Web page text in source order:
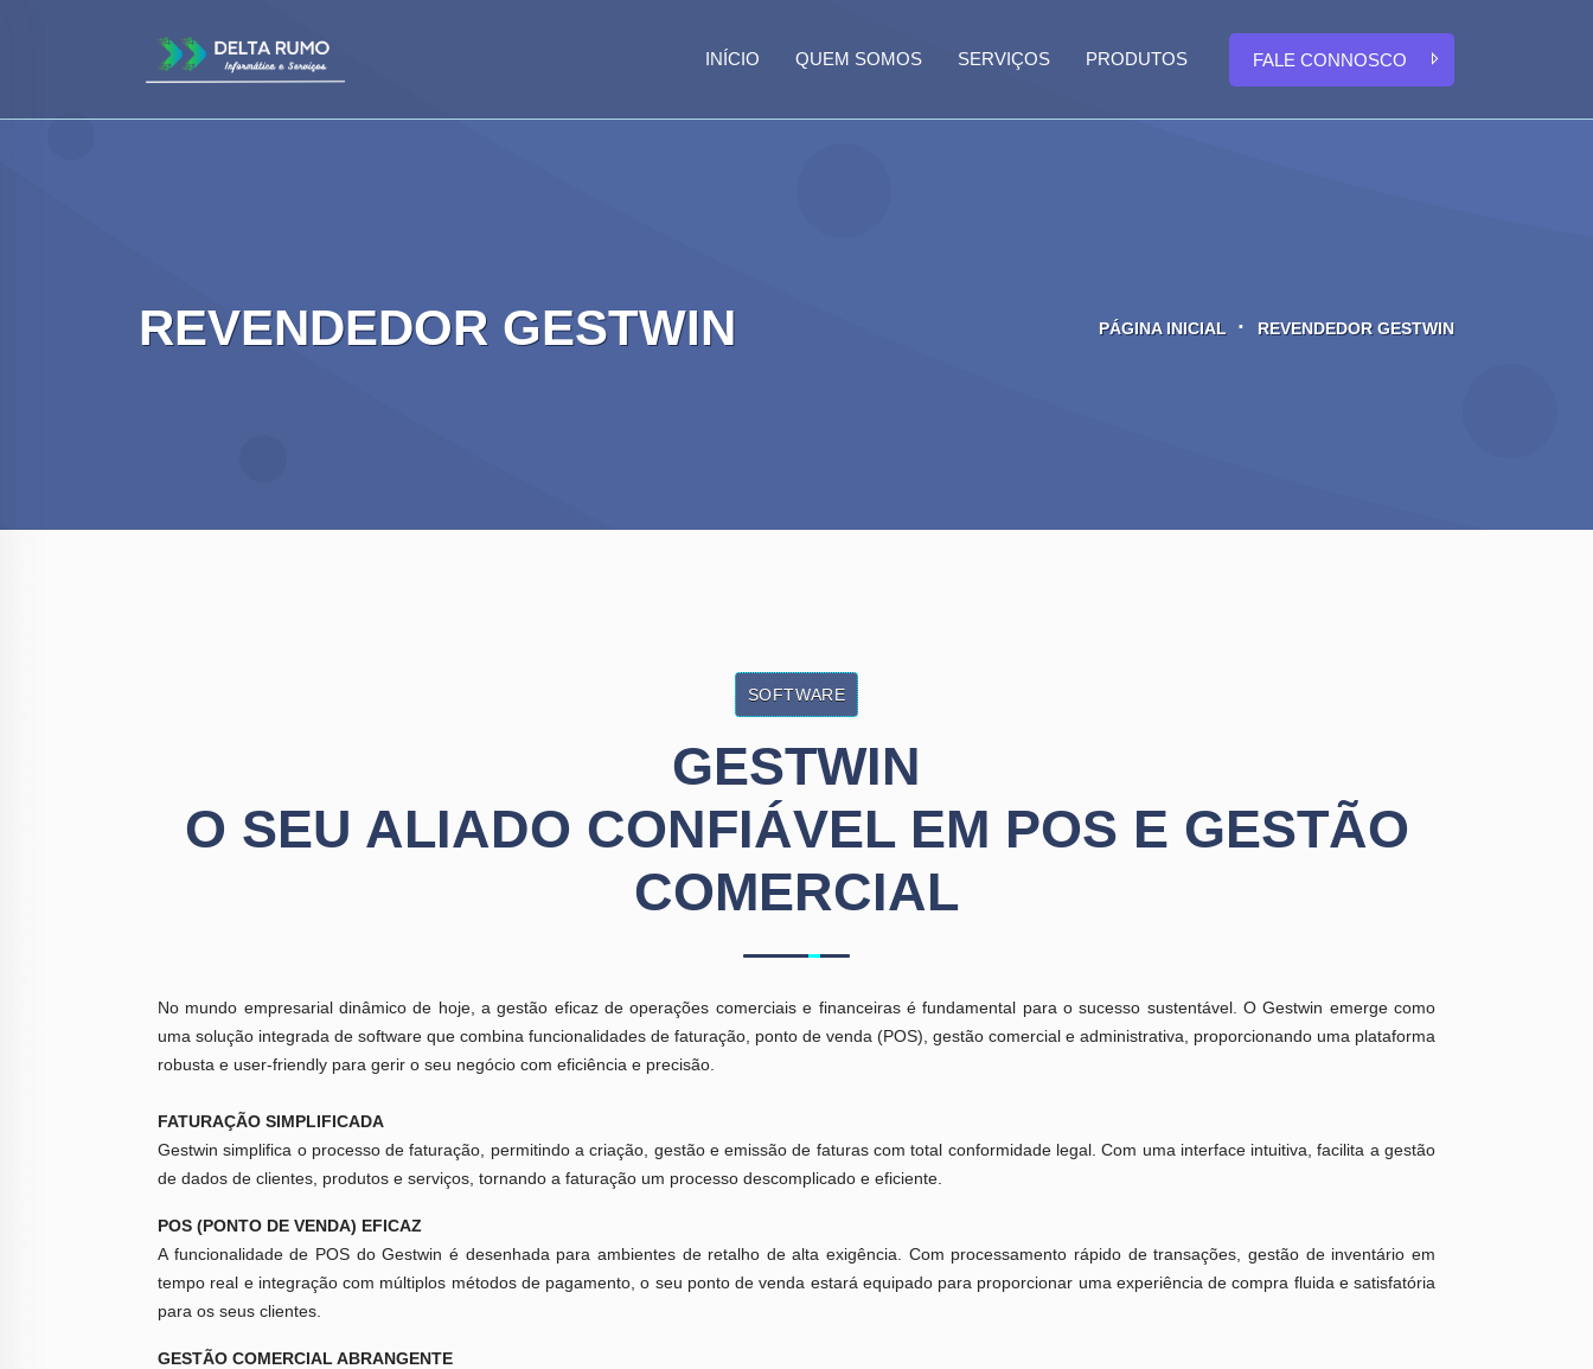
INÍCIO QUEM SOMOS SERVIÇOS PRODUTOS FALE CONNOSCO
REVENDEDOR GESTWIN PÁGINA INICIAL REVENDEDOR GESTWIN
SOFTWARE
GESTWIN
O SEU ALIADO CONFIÁVEL EM POS E GESTÃO
COMERCIAL
No mundo empresarial dinâmico de hoje, a gestão eficaz de operações comerciais e financeiras é fundamental para o sucesso sustentável. O Gestwin emerge como
uma solução integrada de software que combina funcionalidades de faturação, ponto de venda (POS), gestão comercial e administrativa, proporcionando uma plataforma
robusta e user-friendly para gerir o seu negócio com eficiência e precisão.
FATURAÇÃO SIMPLIFICADA
Gestwin simplifica o processo de faturação, permitindo a criação, gestão e emissão de faturas com total conformidade legal. Com uma interface intuitiva, facilita a gestão
de dados de clientes, produtos e serviços, tornando a faturação um processo descomplicado e eficiente.
POS (PONTO DE VENDA) EFICAZ
A funcionalidade de POS do Gestwin é desenhada para ambientes de retalho de alta exigência. Com processamento rápido de transações, gestão de inventário em
tempo real e integração com múltiplos métodos de pagamento, o seu ponto de venda estará equipado para proporcionar uma experiência de compra fluida e satisfatória
para os seus clientes.
GESTÃO COMERCIAL ABRANGENTE